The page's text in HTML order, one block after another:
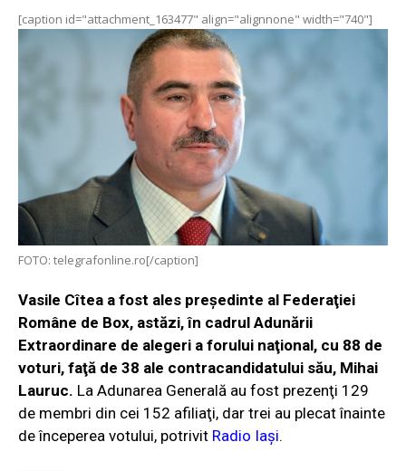
[caption id="attachment_163477" align="alignnone" width="740"]
FOTO: telegrafonline.ro[/caption]
Vasile Cîtea a fost ales preşedinte al Federaţiei
Române de Box, astăzi, în cadrul Adunării
Extraordinare de alegeri a forului naţional, cu 88 de
voturi, faţă de 38 ale contracandidatului său, Mihai
Lauruc. La Adunarea Generală au fost prezenţi 129
de membri din cei 152 afiliaţi, dar trei au plecat înainte
de începerea votului, potrivit Radio Iași.